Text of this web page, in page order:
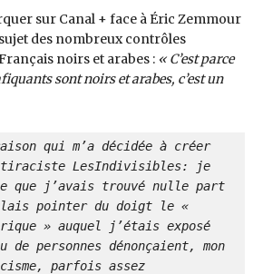
sur Canal + face à Éric Zemmour
des nombreux contrôles
noirs et arabes : « C’est parce
sont noirs et arabes, c’est un
qui m’a décidée à créer
LesIndivisibles: je
que j’avais trouvé nulle part
pointer du doigt le «
» auquel j’étais exposé
de personnes dénonçaient, mon
parfois assez